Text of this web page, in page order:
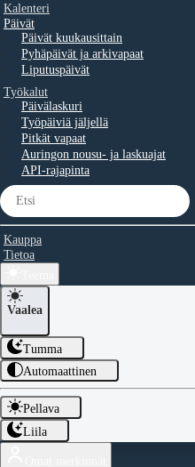
Kalenteri
Päivät
Päivät kuukausittain
Pyhäpäivät ja arkivapaat
Liputuspäivät
Työkalut
Päivälaskuri
Työpäiviä jäljellä
Pitkät vapaat
Auringon nousu- ja laskuajat
API-rajapinta
Kauppa
Tietoa
Vaalea
Tumma
Automaattinen
Pellava
Liila